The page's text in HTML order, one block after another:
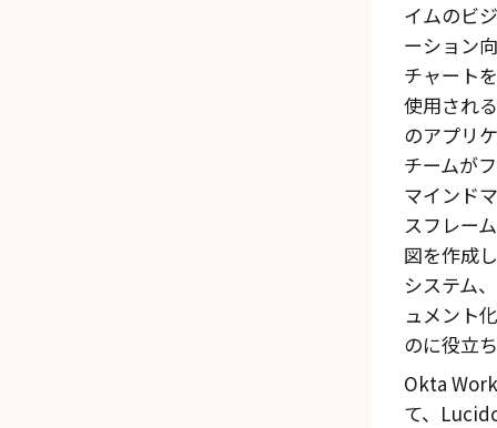
イムのビ
ーション
チャート
使用され
のアプリ
チームが
マインド
スフレー
図を作成
システム
ュメント
のに役立
Okta
て、